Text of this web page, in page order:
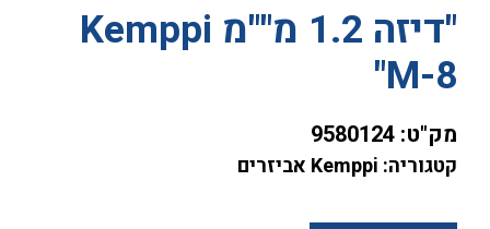
"דיזה 1.2 מ""מ Kemppi
M-8"
מק"ט: 9580124
קטגוריה: Kemppi אביזרים